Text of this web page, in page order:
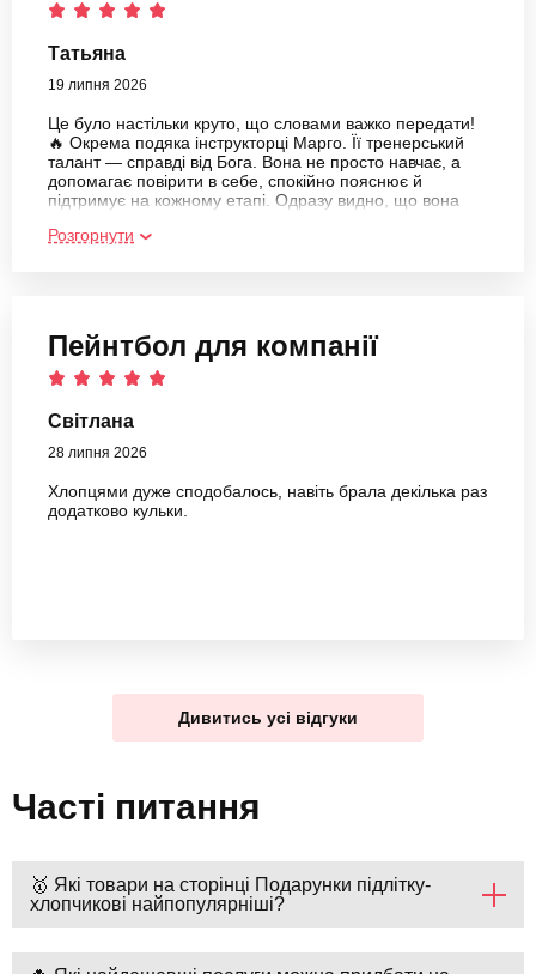
Татьяна
19 липня 2026
Це було настільки круто, що словами важко передати!
🔥 Окрема подяка інструкторці Марго. Її тренерський
талант — справді від Бога. Вона не просто навчає, а
допомагає повірити в себе, спокійно пояснює й
підтримує на кожному етапі. Одразу видно, що вона
досвіду хочеться повертатися знову і знову. Дякую за
Розгорнути
Пейнтбол для компанії
Світлана
28 липня 2026
Хлопцями дуже сподобалось, навіть брала декілька раз
додатково кульки.
Дивитись усі відгуки
Часті питання
🥇 Які товари на сторінці Подарунки підлітку-
хлопчикові найпопулярніші?